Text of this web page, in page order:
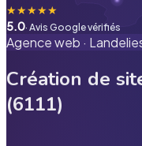
★★★★★
5.0· Avis Google vérifiés
Agence web ·
Création de
(6111)